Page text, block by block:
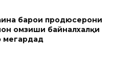
барои продюсерони
омӯзиши байналхалқи
мегардад